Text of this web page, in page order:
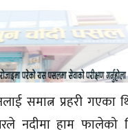
समात्न प्रहरी गएका
नदीमा हाम फालेको